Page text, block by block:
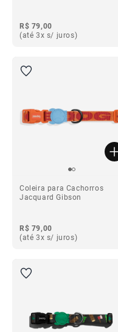
R$ 79,00
(até 3x s/ juros)
Coleira para Cachorros
Jacquard Gibson
R$ 79,00
(até 3x s/ juros)